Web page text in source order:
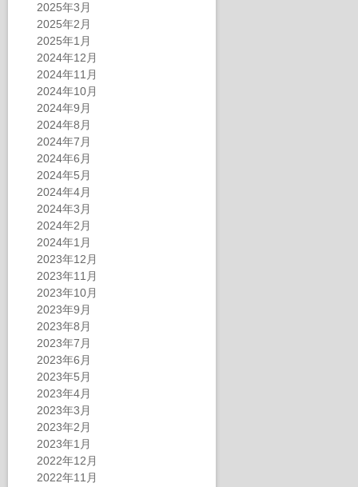
2025年3月
2025年2月
2025年1月
2024年12月
2024年11月
2024年10月
2024年9月
2024年8月
2024年7月
2024年6月
2024年5月
2024年4月
2024年3月
2024年2月
2024年1月
2023年12月
2023年11月
2023年10月
2023年9月
2023年8月
2023年7月
2023年6月
2023年5月
2023年4月
2023年3月
2023年2月
2023年1月
2022年12月
2022年11月